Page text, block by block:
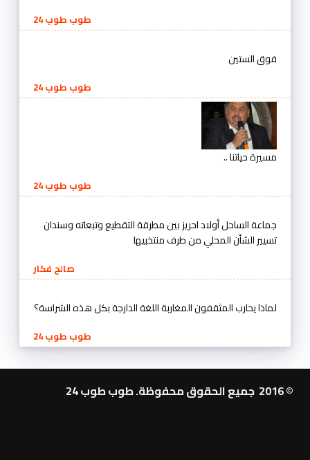
طوب طوب 24
فوق الستين
طوب طوب 24
مسيرة حياتنا ..
طوب طوب 24
جماعة الساحل أولاد احريز بين مطرقة التقطيع وتبعاته وسندان
تسيير الشأن المحلي من طرف منتخبيها
صالح فكار
لماذا يحارب المثقفون المغاربة اللغة الدارجة بكل هذه الشراسة؟
طوب طوب 24
© 2016 جميع الحقوق محفوظة. طوب طوب 24